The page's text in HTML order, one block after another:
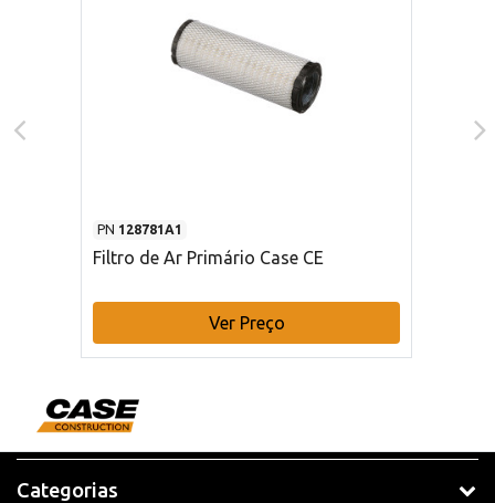
PN 128781A1
Filtro de Ar Primário Case CE
Ver Preço
Categorias